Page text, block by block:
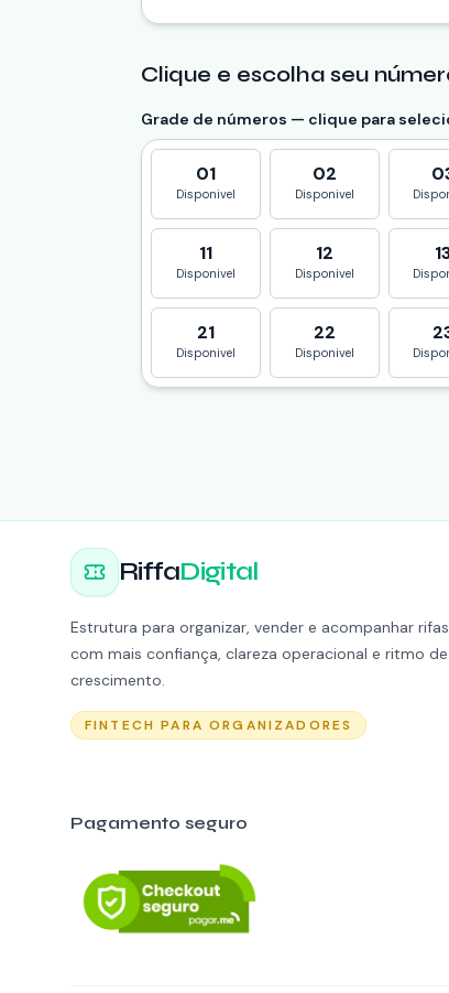
Clique e escolha seu
Grade de números — clique para
01
Disponivel
02
Disponivel
11
Disponivel
12
Disponivel
21
Disponivel
22
Disponivel
RiffaDigital
Estrutura para organizar, vender e acompanhar rifas
com mais confiança, clareza operacional e ritmo de
crescimento.
FINTECH PARA ORGANIZADORES
Pagamento seguro